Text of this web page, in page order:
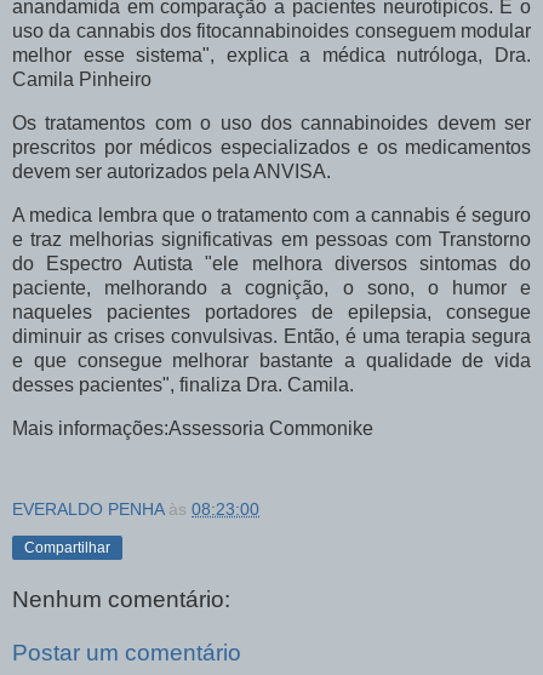
anandamida em comparação a pacientes neurotipicos. E o
uso da cannabis dos fitocannabinoides conseguem modular
melhor esse sistema", explica a médica nutróloga, Dra.
Camila Pinheiro
Os tratamentos com o uso dos cannabinoides devem ser
prescritos por médicos especializados e os medicamentos
devem ser autorizados pela ANVISA.
A medica lembra que o tratamento com a cannabis é seguro
e traz melhorias significativas em pessoas com Transtorno
do Espectro Autista "ele melhora diversos sintomas do
paciente, melhorando a cognição, o sono, o humor e
naqueles pacientes portadores de epilepsia, consegue
diminuir as crises convulsivas. Então, é uma terapia segura
e que consegue melhorar bastante a qualidade de vida
desses pacientes", finaliza Dra. Camila.
Mais informações:Assessoria Commonike
EVERALDO PENHA às 08:23:00
Compartilhar
Nenhum comentário:
Postar um comentário